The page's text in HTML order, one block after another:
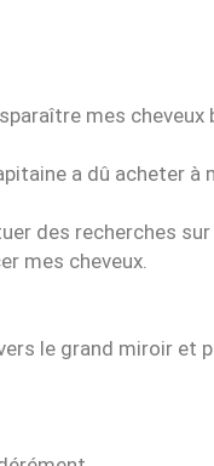
mes
a dû acheter à
des recherches
mes cheveux.
le grand miroir et